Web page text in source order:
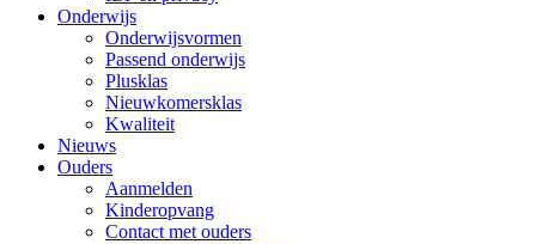
Onderwijs
Onderwijsvormen
Passend onderwijs
Plusklas
Nieuwkomersklas
Kwaliteit
Nieuws
Ouders
Aanmelden
Kinderopvang
Contact met ouders